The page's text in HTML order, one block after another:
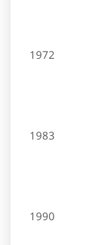
1972
1983
1990